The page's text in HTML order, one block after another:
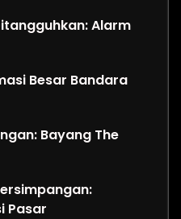
Alarm
Besar Bandara
Bayang The
Pasar